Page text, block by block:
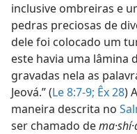
inclusive ombreiras e
pedras preciosas de
dele foi colocado um
este havia uma lâmina
gravadas nela as
Jeová.” (Le 8:7-9; Êx 28)
maneira descrita no
ser chamado de